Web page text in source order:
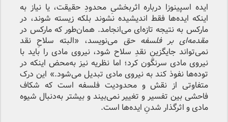
ایده اسپینوزا درباره اثربخشیِ محدودِ حقیقت، یا نیاز به
اینکه ایده‌ها فقط اندیشیده نشوند بلکه زیسته شوند، در
مارکس به نتیجه تازه‌ای می‌انجامد. همان‌طور که مارکس در
مقدمه‌ای بر فلسفه حق می‌نویسد، «البته سلاحِ نقد
نمی‌تواند جایگزینِ نقدِ سلاح شود، نیروی مادی را باید با
نیروی مادی سرنگون کرد؛ اما نظریه نیز به‌محض اینکه در
توده‌ها نفوذ کند به نیروی مادی تبدیل می‌شود.» این درک
متفاوتی از نقش و محدودیت فلسفه است که شکاف
فاحشی بین تفسیر و تغییر نمی‌بیند و بیشتر به‌دنبال شیوه
مادی و اثرگذار شدنِ ایده‌ها است.